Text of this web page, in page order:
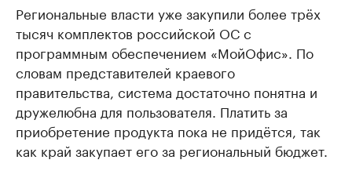
Региональные власти уже закупили более трёх
тысяч комплектов российской ОС с
программным обеспечением «МойОфис». По
словам представителей краевого
правительства, система достаточно понятна и
дружелюбна для пользователя. Платить за
приобретение продукта пока не придётся, так
как край закупает его за региональный бюджет.